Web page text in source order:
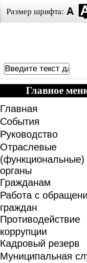
Размер шрифта:
Главное
Главная
События
Руководство
Отраслевые
(функциональные)
органы
Гражданам
Работа с
граждан
Противодействие
коррупции
Кадровый резерв
Муниципальная